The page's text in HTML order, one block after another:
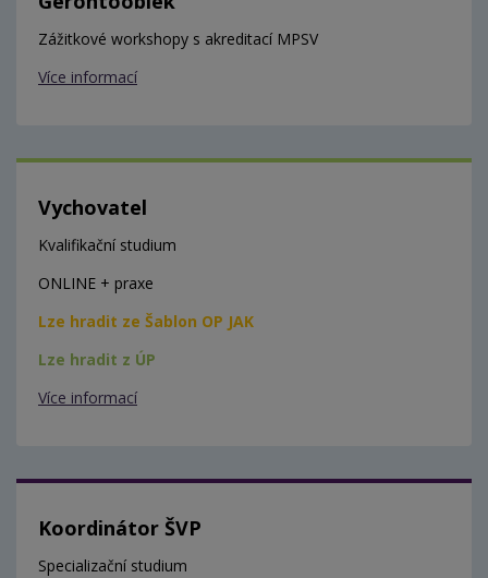
Zážitkové workshopy s akreditací MPSV
Více informací
Vychovatel
Kvalifikační studium
ONLINE + praxe
Lze hradit ze Šablon OP JAK
Lze hradit z ÚP
Více informací
Koordinátor ŠVP
Specializační studium